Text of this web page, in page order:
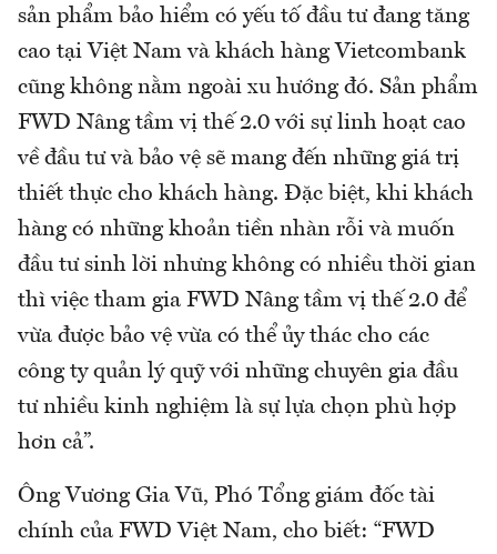
sản phẩm bảo hiểm có yếu tố đầu tư đang tăng
cao tại Việt Nam và khách hàng Vietcombank
cũng không nằm ngoài xu hướng đó. Sản phẩm
FWD Nâng tầm vị thế 2.0 với sự linh hoạt cao
về đầu tư và bảo vệ sẽ mang đến những giá trị
thiết thực cho khách hàng. Đặc biệt, khi khách
hàng có những khoản tiền nhàn rỗi và muốn
đầu tư sinh lời nhưng không có nhiều thời gian
thì việc tham gia FWD Nâng tầm vị thế 2.0 để
vừa được bảo vệ vừa có thể ủy thác cho các
công ty quản lý quỹ với những chuyên gia đầu
tư nhiều kinh nghiệm là sự lựa chọn phù hợp
hơn cả”.
Ông Vương Gia Vũ, Phó Tổng giám đốc tài
chính của FWD Việt Nam, cho biết: “FWD